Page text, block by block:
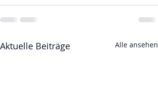
Aktuelle Beiträge Alle ansehen